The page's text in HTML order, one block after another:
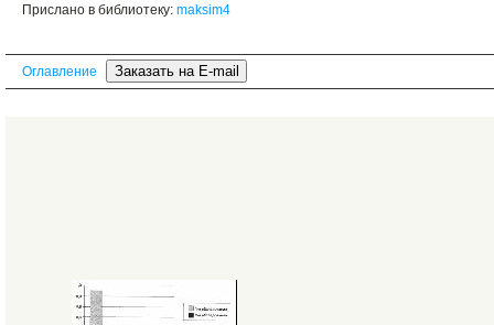
Прислано в библиотеку: maksim4
Оглавление